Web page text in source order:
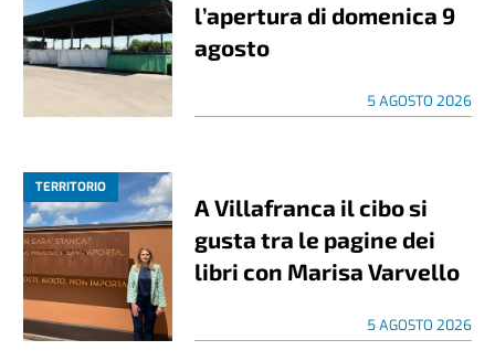
l’apertura di domenica 9
agosto
5 AGOSTO 2026
TERRITORIO
A Villafranca il cibo si
gusta tra le pagine dei
libri con Marisa Varvello
5 AGOSTO 2026